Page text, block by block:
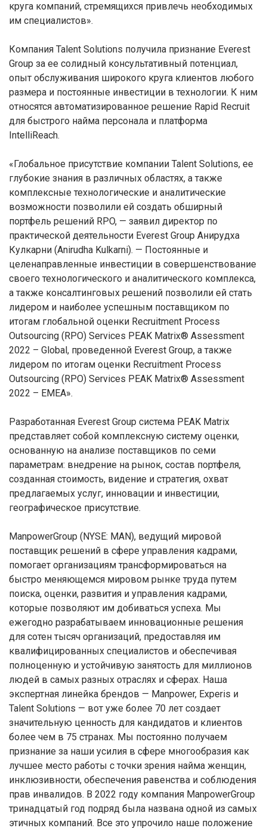
круга компаний, стремящихся привлечь необходимых
им специалистов».
Компания Talent Solutions получила признание Everest
Group за ее солидный консультативный потенциал,
опыт обслуживания широкого круга клиентов любого
размера и постоянные инвестиции в технологии. К ним
относятся автоматизированное решение Rapid Recruit
для быстрого найма персонала и платформа
IntelliReach.
«Глобальное присутствие компании Talent Solutions, ее
глубокие знания в различных областях, а также
комплексные технологические и аналитические
возможности позволили ей создать обширный
портфель решений RPO, — заявил директор по
практической деятельности Everest Group Анирудха
Кулкарни (Anirudha Kulkarni). — Постоянные и
целенаправленные инвестиции в совершенствование
своего технологического и аналитического комплекса,
а также консалтинговых решений позволили ей стать
лидером и наиболее успешным поставщиком по
итогам глобальной оценки Recruitment Process
Outsourcing (RPO) Services PEAK Matrix® Assessment
2022 – Global, проведенной Everest Group, а также
лидером по итогам оценки Recruitment Process
Outsourcing (RPO) Services PEAK Matrix® Assessment
2022 – EMEA».
Разработанная Everest Group система PEAK Matrix
представляет собой комплексную систему оценки,
основанную на анализе поставщиков по семи
параметрам: внедрение на рынок, состав портфеля,
созданная стоимость, видение и стратегия, охват
предлагаемых услуг, инновации и инвестиции,
географическое присутствие.
ManpowerGroup (NYSE: MAN), ведущий мировой
поставщик решений в сфере управления кадрами,
помогает организациям трансформироваться на
быстро меняющемся мировом рынке труда путем
поиска, оценки, развития и управления кадрами,
которые позволяют им добиваться успеха. Мы
ежегодно разрабатываем инновационные решения
для сотен тысяч организаций, предоставляя им
квалифицированных специалистов и обеспечивая
полноценную и устойчивую занятость для миллионов
людей в самых разных отраслях и сферах. Наша
экспертная линейка брендов — Manpower, Experis и
Talent Solutions — вот уже более 70 лет создает
значительную ценность для кандидатов и клиентов
более чем в 75 странах. Мы постоянно получаем
признание за наши усилия в сфере многообразия как
лучшее место работы с точки зрения найма женщин,
инклюзивности, обеспечения равенства и соблюдения
прав инвалидов. В 2022 году компания ManpowerGroup
тринадцатый год подряд была названа одной из самых
этичных компаний. Все это упрочило наше положение